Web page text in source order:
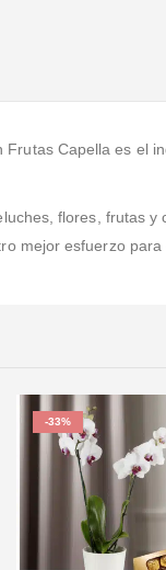
Capella es el
flores, frutas
mejor esfuerzo
-33%